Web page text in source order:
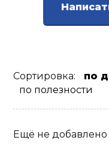
Сортировка:
по
по полезности
Ещё не